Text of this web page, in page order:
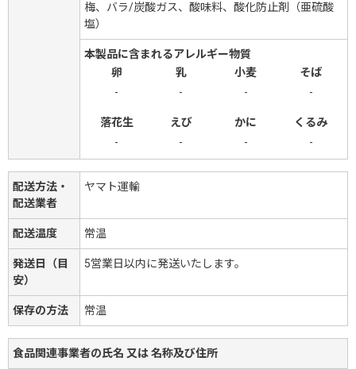
梅、バラ/炭酸ガス、酸味料、酸化防止剤（亜硫酸
塩）
本製品に含まれるアレルギー物質
卵
乳 小麦
そば
-
- - -
落花生 えび かに
くるみ
-
- - -
配送方法・
配送業者
ヤマト運輸
配送温度 常温
発送日（目
安）
5営業日以内に発送いたします。
保存の方法 常温
食品関連事業者の氏名 又は 名称及び住所